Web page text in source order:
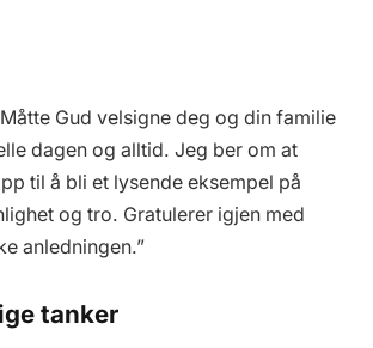
Gud velsigne deg og din familie
dagen og alltid. Jeg ber om at
til å bli et lysende eksempel på
og tro. Gratulerer igjen med
anledningen.”
tanker